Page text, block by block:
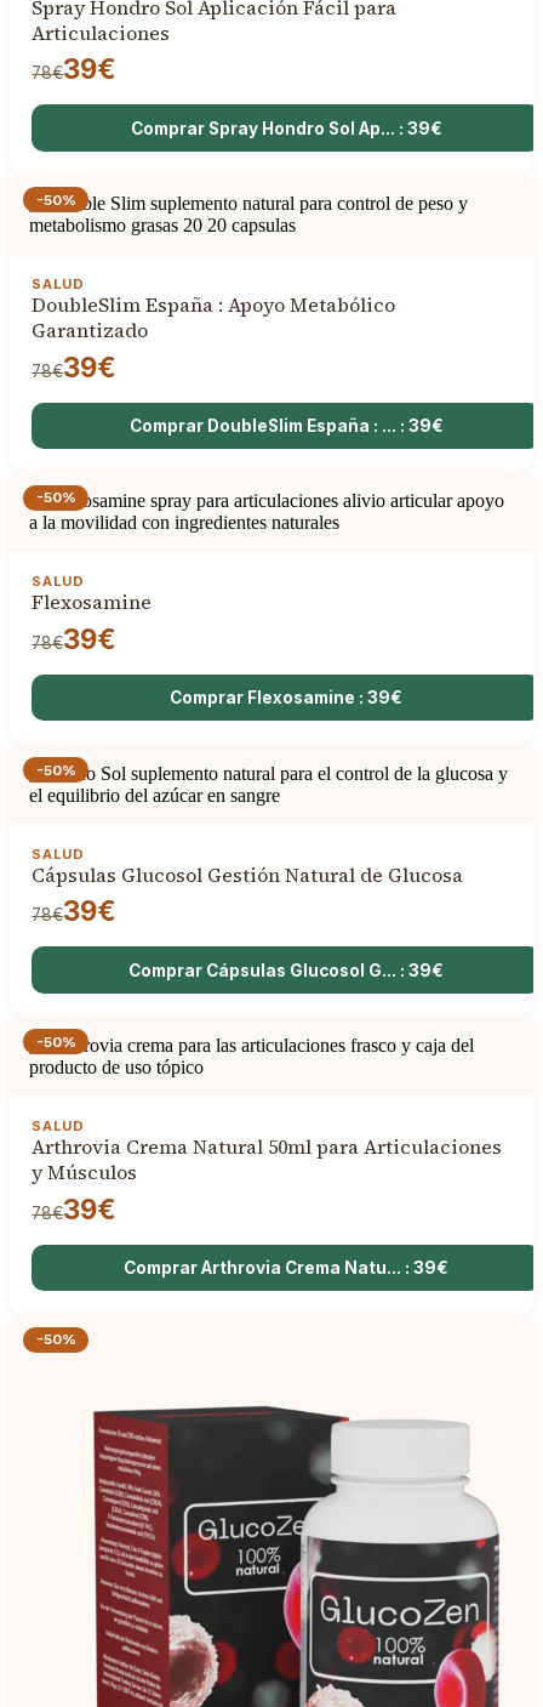
Spray Hondro Sol Aplicación Fácil para
Articulaciones
78€39€
Comprar Spray Hondro Sol Ap... : 39€
-50%
SALUD
DoubleSlim España : Apoyo Metabólico
Garantizado
78€39€
Comprar DoubleSlim España : ... : 39€
-50%
SALUD
Flexosamine
78€39€
Comprar Flexosamine : 39€
-50%
SALUD
Cápsulas Glucosol Gestión Natural de Glucosa
78€39€
Comprar Cápsulas Glucosol G... : 39€
-50%
SALUD
Arthrovia Crema Natural 50ml para Articulaciones
y Músculos
78€39€
Comprar Arthrovia Crema Natu... : 39€
-50%